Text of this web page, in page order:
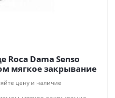
Roca Dama Senso
мягкое закрывание
цену и наличие